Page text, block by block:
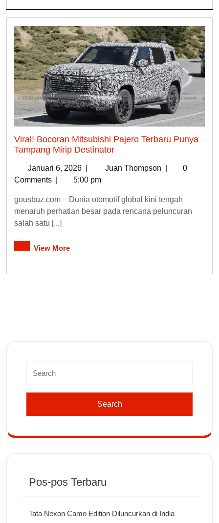
Viral! Bocoran Mitsubishi Pajero Terbaru Punya
Tampang Mirip Destinator
Januari 6, 2026 Juan Thompson
0
Comments
5:00 pm
gousbuz.com – Dunia otomotif global kini tengah
menaruh perhatian besar pada rencana peluncuran
salah satu [...]
View More
Pos-pos Terbaru
Tata Nexon Camo Edition Diluncurkan di India